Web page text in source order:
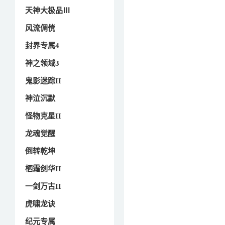
天神大极品Ⅲ
风流倜傥
封界专属4
神之领域3
鬼影迷踪II
神泣沉默
怪物克星II
龙魂觉醒
倒转乾坤
栖霜剑华II
一剑万古II
虎啸龙诀
纪元专属